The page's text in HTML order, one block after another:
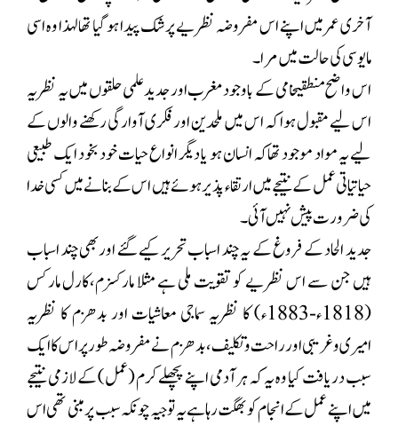
آخری عمر میں اپنے اس مفروضہ نظریے پر شک پیدا ہو گیا تھا لہذا وہ اسی
مایوسی کی حالت میں مرا ۔
اس واضح منطقیخامی کے باوجودمغرب اور جدید علمی حلقوں میں یہ نظریہ
اس لیے مقبول ہوا کہ اس میں ملحدین اور فکری آوارگی رکھنے والوں کے
لیے یہ مواد موجود تھاکہ انسان ہو یا دیگر انواع حیات خود بخود ایک طبیعی
حیاتیاتی عمل کے نتیجے میں ارتقاء پذیر ہوئے ہیں اس کے بنانے میں کسی خدا
کی ضرورت پیش نہیں آئی ۔
جدید الحاد کے فروغ کے یہ چند اسباب تحریر کیے گئے اوربھی چند اسباب
ہیں جن سے اس نظریے کو تقویت ملی ہے مثلا مارکسزم،کارل مارکس
(1818ء-1883ء) کا نظریہ سماجی معاشیات اور بدھزم کا نظریہ
امیری و غریبی اور راحت و تکلیف، بدھزم نے مفروضہ طور پر اس کا ایک
سبب دریافت کیا وہ یہ کہ ہر آدمی اپنے پچھلے کرم (عمل) کے لازمی نتیجے
میں اپنے عمل کے انجام کو بھگت رہا ہے یہ توجیہ چونکہ سبب پر مبنی تھی اس